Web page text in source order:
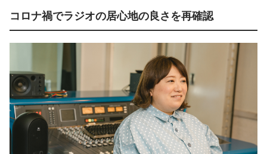
コロナ禍でラジオの居心地の良さを再確認